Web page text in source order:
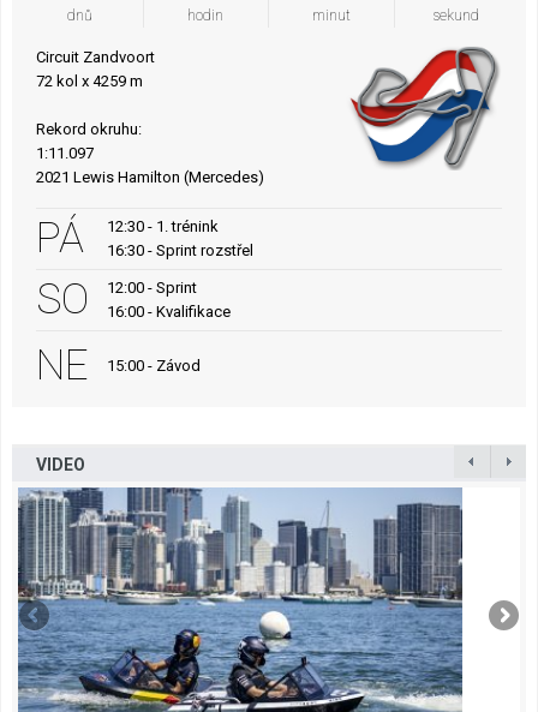
dnů hodin minut sekund
Circuit Zandvoort
72 kol x 4259 m
Rekord okruhu:
1:11.097
2021 Lewis Hamilton (Mercedes)
PÁ
12:30 - 1. trénink
16:30 - Sprint rozstřel
SO
12:00 - Sprint
16:00 - Kvalifikace
NE 15:00 - Závod
VIDEO